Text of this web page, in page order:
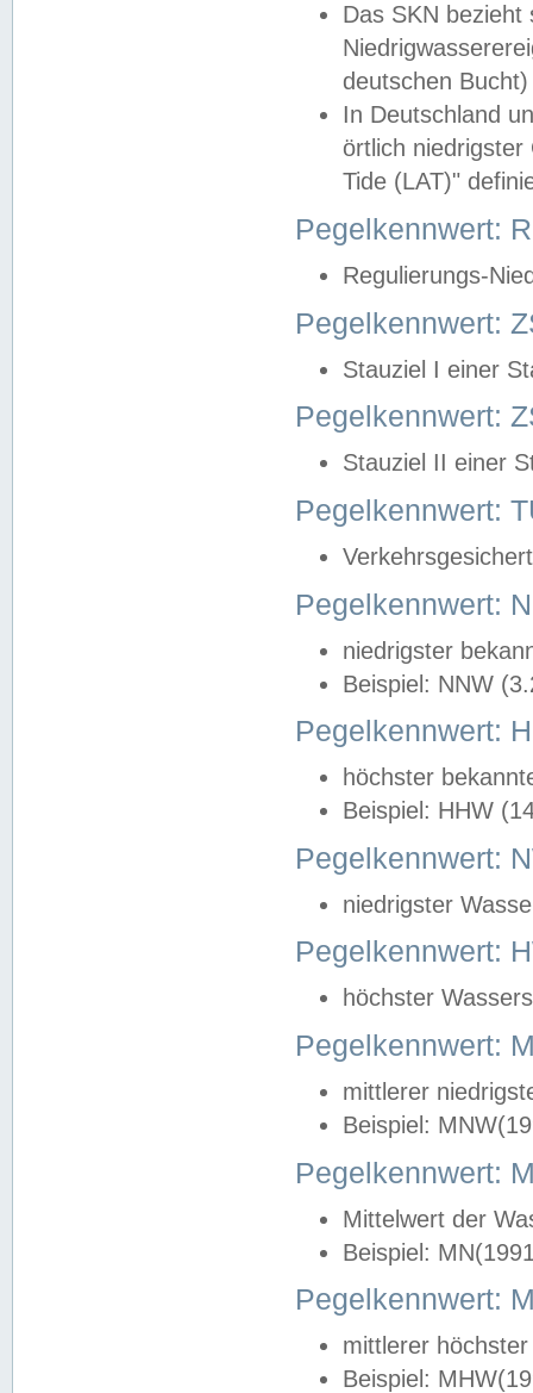
Das SKN
deutschen
In Deutschland
örtlich
Tide (LAT)"
Pegelkennwert:
Regulierungs-
Pegelkennwert:
Stauziel I einer
Pegelkennwert:
Stauziel II einer
Pegelkennwert:
Pegelkennwert:
niedrigster
Beispiel: NNW
Pegelkennwert:
höchster
Beispiel: HHW
Pegelkennwert:
niedrigster
Pegelkennwert:
höchster
Pegelkennwert:
mittlerer
Beispiel:
Pegelkennwert:
Mittelwert der
Beispiel:
Pegelkennwert:
mittlerer
Beispiel: